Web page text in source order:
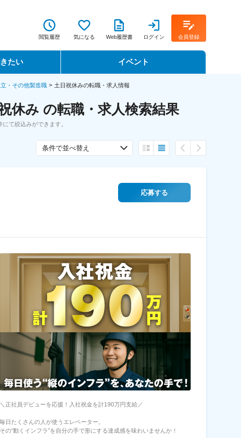
閲覧履歴 気になる Web履歴書 ログイン 会員登録
たい イベント
転職イベント・転職セミナー
転職フェア
・その他製造職 土日祝休みの転職・求人情報
休み の転職・求人検索結果
て絞込みができます。
条件で並べ替え
応募する
＼正社員デビューを応援！入社祝金を計190万円支給／
毎日たくさんの人が使うエレベーター。
その“動くインフラ”を自分の手で形にする達成感を味わいませんか！